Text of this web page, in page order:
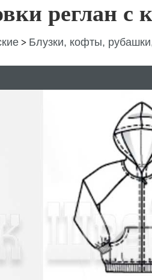
реглан с
> Блузки, кофты,